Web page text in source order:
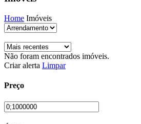
Home Imóveis
Não foram encontrados imóveis.
Criar alerta Limpar
Preço